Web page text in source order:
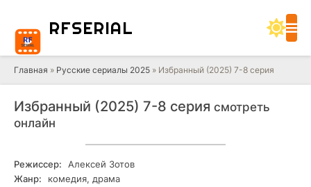
RFSERIAL
Главная » Русские сериалы 2025 » Избранный (2025) 7-8 серия
Избранный (2025) 7-8 серия смотреть
онлайн
Режиссер:
Алексей Зотов
Жанр:
комедия, драма